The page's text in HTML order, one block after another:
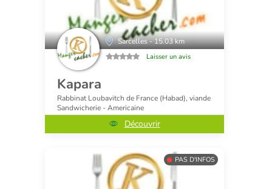
Sarcelles - 15.03 km
Laisser un avis
Kapara
Rabbinat Loubavitch de France (Habad), viande
Sandwicherie - Americaine
Découvrir
PAS D'INFOS